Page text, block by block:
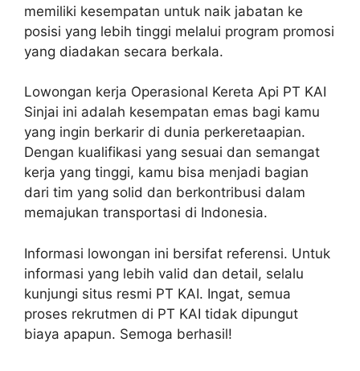
memiliki kesempatan untuk naik jabatan ke
posisi yang lebih tinggi melalui program promosi
yang diadakan secara berkala.
Lowongan kerja Operasional Kereta Api PT KAI
Sinjai ini adalah kesempatan emas bagi kamu
yang ingin berkarir di dunia perkeretaapian.
Dengan kualifikasi yang sesuai dan semangat
kerja yang tinggi, kamu bisa menjadi bagian
dari tim yang solid dan berkontribusi dalam
memajukan transportasi di Indonesia.
Informasi lowongan ini bersifat referensi. Untuk
informasi yang lebih valid dan detail, selalu
kunjungi situs resmi PT KAI. Ingat, semua
proses rekrutmen di PT KAI tidak dipungut
biaya apapun. Semoga berhasil!